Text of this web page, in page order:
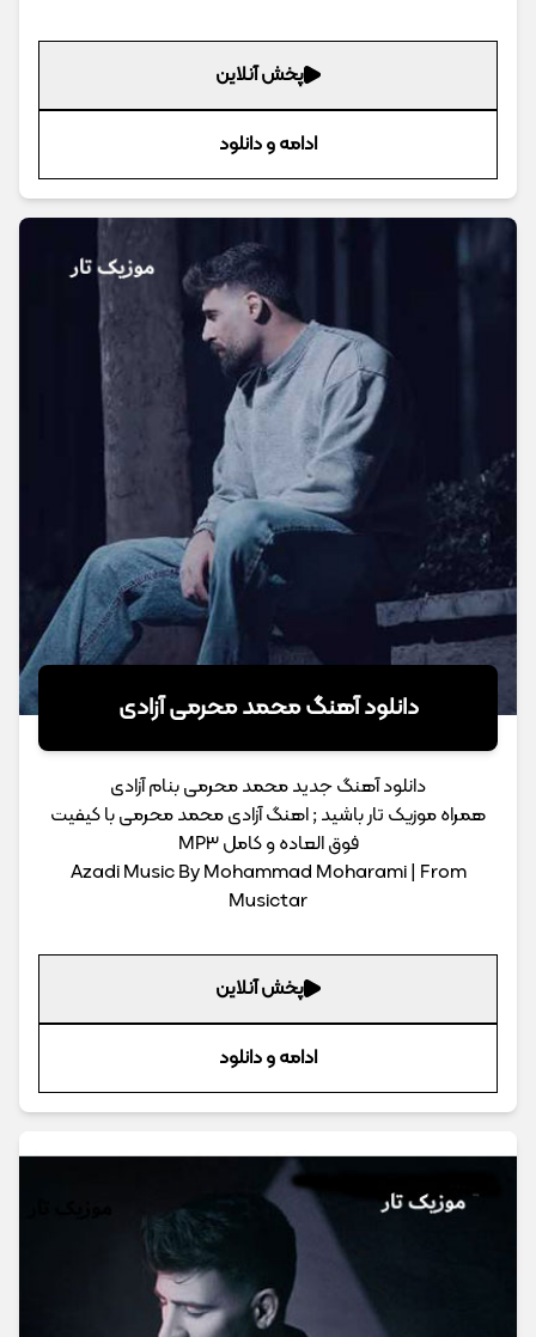
پخش آنلاین
ادامه و دانلود
دانلود آهنگ محمد محرمی آزادی
دانلود آهنگ جدید محمد محرمی بنام آزادی
همراه موزیک تار باشید ; اهنگ آزادی محمد محرمی با کیفیت
فوق العاده و کامل MP3
Azadi Music By Mohammad Moharami | From
Musictar
پخش آنلاین
ادامه و دانلود